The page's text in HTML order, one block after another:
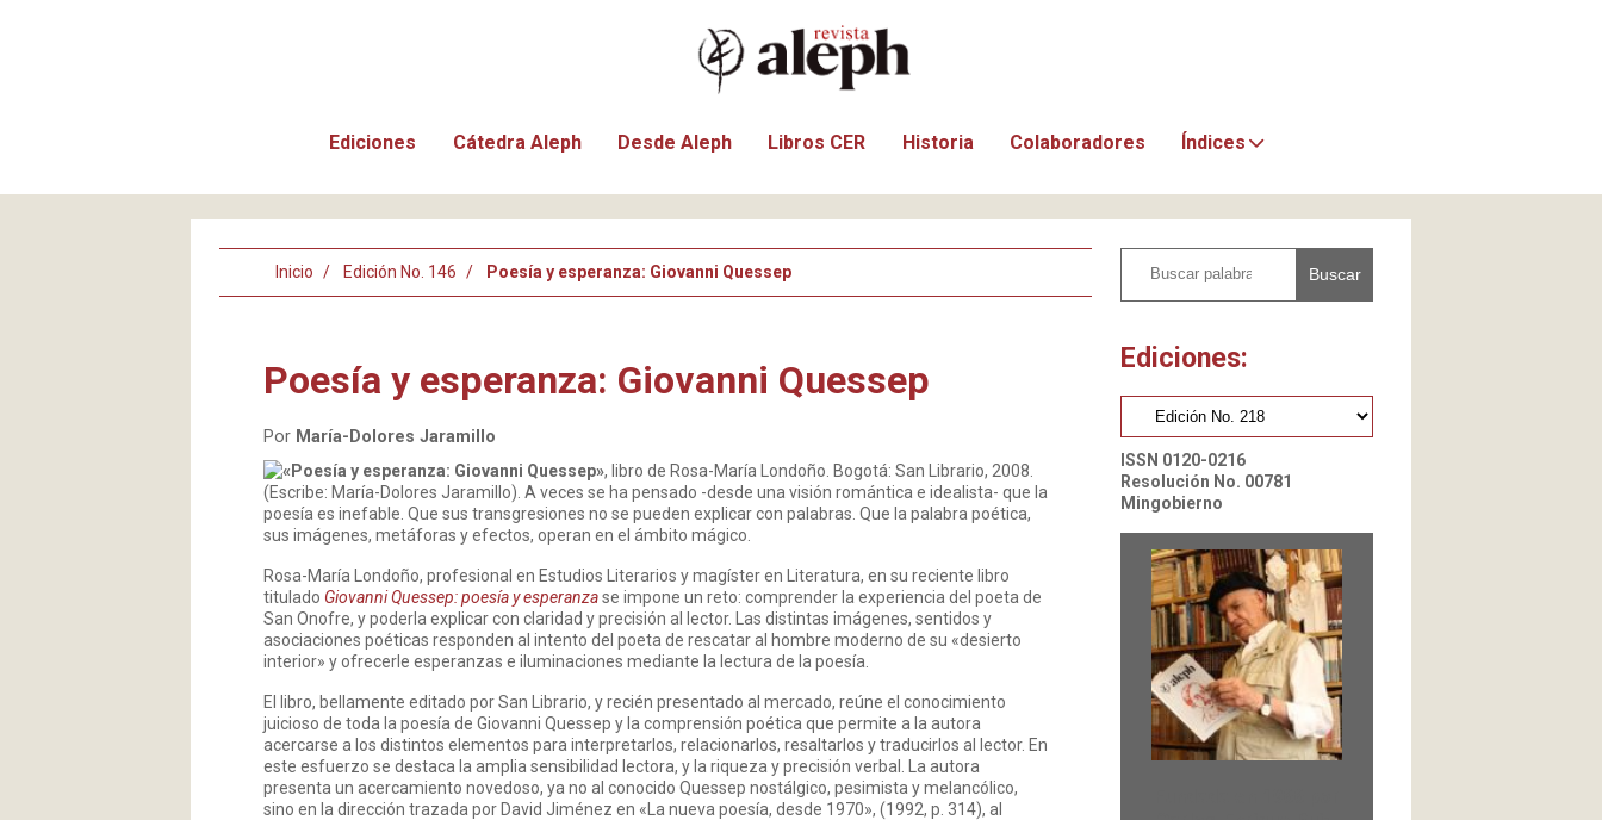
Ediciones Cátedra Aleph Desde Aleph Libros CER Historia Colaboradores Índices
Inicio Edición No. 146 Poesía y esperanza: Giovanni Quessep
Poesía y esperanza: Giovanni Quessep
Por María-Dolores Jaramillo
«Poesía y esperanza: Giovanni Quessep», libro de Rosa-María Londoño. Bogotá: San Librario, 2008.
(Escribe: María-Dolores Jaramillo). A veces se ha pensado -desde una visión romántica e idealista- que la
poesía es inefable. Que sus transgresiones no se pueden explicar con palabras. Que la palabra poética,
sus imágenes, metáforas y efectos, operan en el ámbito mágico.
Rosa-María Londoño, profesional en Estudios Literarios y magíster en Literatura, en su reciente libro
titulado Giovanni Quessep: poesía y esperanzase impone un reto: comprender la experiencia del poeta de
San Onofre, y poderla explicar con claridad y precisión al lector. Las distintas imágenes, sentidos y
asociaciones poéticas responden al intento del poeta de rescatar al hombre moderno de su «desierto
interior» y ofrecerle esperanzas e iluminaciones mediante la lectura de la poesía.
El libro, bellamente editado por San Librario, y recién presentado al mercado, reúne el conocimiento
juicioso de toda la poesía de Giovanni Quessep y la comprensión poética que permite a la autora
acercarse a los distintos elementos para interpretarlos, relacionarlos, resaltarlos y traducirlos al lector. En
este esfuerzo se destaca la amplia sensibilidad lectora, y la riqueza y precisión verbal. La autora
presenta un acercamiento novedoso, ya no al conocido Quessep nostálgico, pesimista y melancólico,
sino en la dirección trazada por David Jiménez en «La nueva poesía, desde 1970», (1992, p. 314), al
Buscar
Ediciones:
ISSN 0120-0216
Resolución No. 00781
Mingobierno